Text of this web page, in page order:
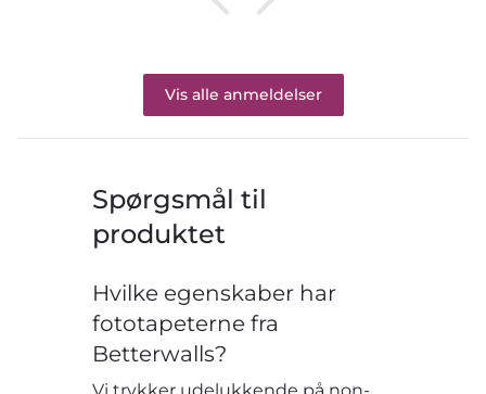
Vis alle anmeldelser
Spørgsmål til
produktet
Hvilke egenskaber har
fototapeterne fra
Betterwalls?